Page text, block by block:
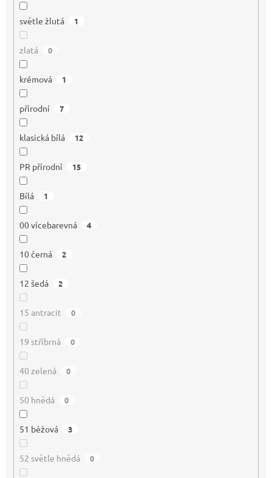
světle žlutá 1
zlatá 0
krémová 1
přírodní 7
klasická bílá 12
PR přírodní 15
Bílá 1
00 vícebarevná 4
10 černá 2
12 šedá 2
15 antracit 0
19 stříbrná 0
40 zelená 0
50 hnědá 0
51 béžová 3
52 světle hnědá 0